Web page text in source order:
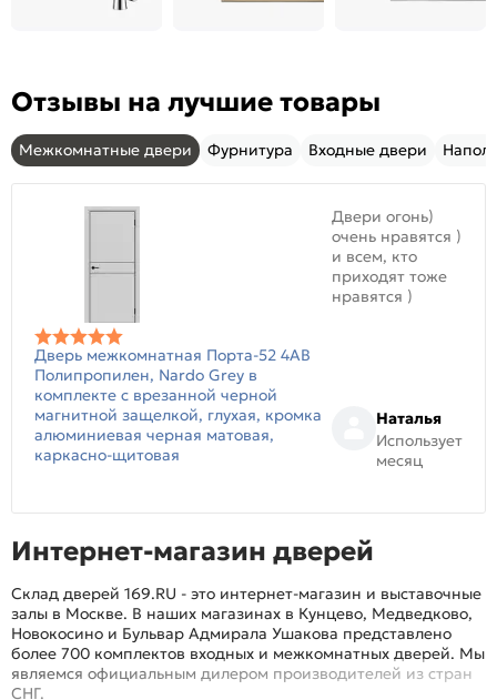
Отзывы на лучшие товары
Межкомнатные двери Фурнитура Входные двери
Дверь межкомнатная Порта-52 4AB
Полипропилен, Nardo Grey в
комплекте с врезанной черной
магнитной защелкой, глухая, кромка
алюминиевая черная матовая,
каркасно-щитовая
Двери огонь)
очень нравятся )
и всем, кто
приходят тоже
нравятся )
Наталья
Использует
месяц
Интернет-магазин дверей
Склад дверей 169.RU - это интернет-магазин и выставочные
залы в Москве. В наших магазинах в Кунцево, Медведково,
Новокосино и Бульвар Адмирала Ушакова представлено
более 700 комплектов входных и межкомнатных дверей. Мы
являемся официальным дилером производителей из стран
СНГ.